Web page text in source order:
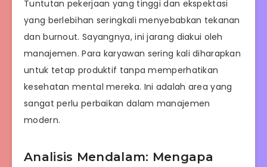
Tuntutan pekerjaan yang tinggi dan ekspektasi
yang berlebihan seringkali menyebabkan tekanan
dan burnout. Sayangnya, ini jarang diakui oleh
manajemen. Para karyawan sering kali diharapkan
untuk tetap produktif tanpa memperhatikan
kesehatan mental mereka. Ini adalah area yang
sangat perlu perbaikan dalam manajemen
modern.
Analisis Mendalam: Mengapa